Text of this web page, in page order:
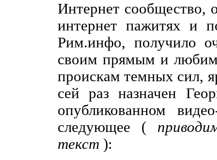
Интернет сообщество,
интернет пажитях и
Рим.инфо, получило
своим прямым и
проискам темных сил,
сей раз назначен
опубликованном
следующее (
текст ):